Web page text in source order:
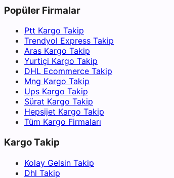
Popüler Firmalar
Ptt Kargo Takip
Trendyol Express Takip
Aras Kargo Takip
Yurtiçi Kargo Takip
DHL Ecommerce Takip
Mng Kargo Takip
Ups Kargo Takip
Sürat Kargo Takip
Hepsijet Kargo Takip
Tüm Kargo Firmaları
Kargo Takip
Kolay Gelsin Takip
Dhl Takip